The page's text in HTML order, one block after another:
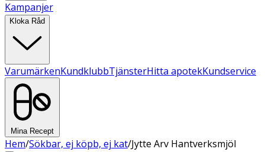
Kampanjer
Kloka Råd
VarumärkenKundklubbTjänsterHitta apotekKundservice
Mina Recept
Hem/Sökbar, ej köpb, ej kat/Jytte Arv Hantverksmjöl